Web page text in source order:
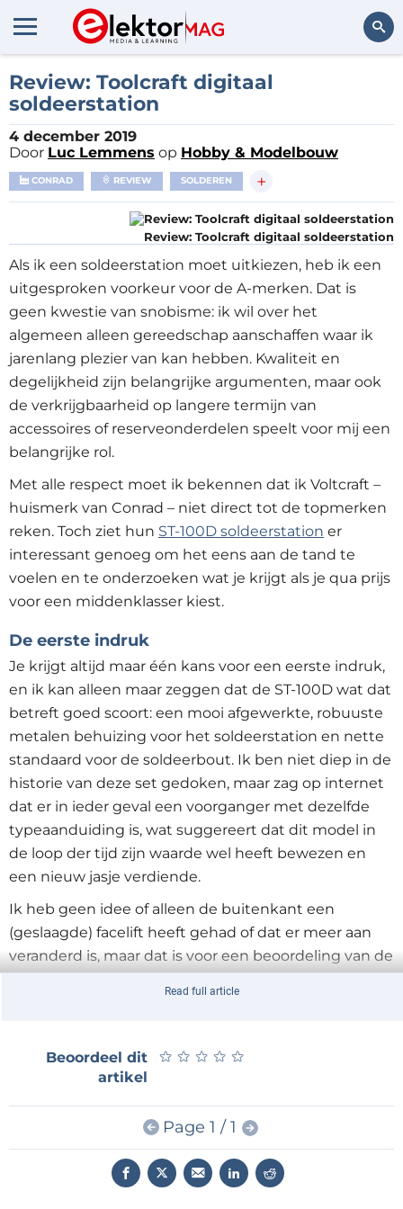
Review: Toolcraft digitaal
soldeerstation
4 december 2019
Door Luc Lemmens op Hobby & Modelbouw
CONRAD REVIEW SOLDEREN +
Review: Toolcraft digitaal soldeerstation
Als ik een soldeerstation moet uitkiezen, heb ik een
uitgesproken voorkeur voor de A-merken. Dat is
geen kwestie van snobisme: ik wil over het
algemeen alleen gereedschap aanschaffen waar ik
jarenlang plezier van kan hebben. Kwaliteit en
degelijkheid zijn belangrijke argumenten, maar ook
de verkrijgbaarheid op langere termijn van
accessoires of reserveonderdelen speelt voor mij een
belangrijke rol.
Met alle respect moet ik bekennen dat ik Voltcraft –
huismerk van Conrad – niet direct tot de topmerken
reken. Toch ziet hun ST-100D soldeerstation er
interessant genoeg om het eens aan de tand te
voelen en te onderzoeken wat je krijgt als je qua prijs
voor een middenklasser kiest.
De eerste indruk
Je krijgt altijd maar één kans voor een eerste indruk,
en ik kan alleen maar zeggen dat de ST-100D wat dat
betreft goed scoort: een mooi afgewerkte, robuuste
metalen behuizing voor het soldeerstation en nette
standaard voor de soldeerbout. Ik ben niet diep in de
historie van deze set gedoken, maar zag op internet
dat er in ieder geval een voorganger met dezelfde
typeaanduiding is, wat suggereert dat dit model in
de loop der tijd zijn waarde wel heeft bewezen en
een nieuw jasje verdiende.
Ik heb geen idee of alleen de buitenkant een
(geslaagde) facelift heeft gehad of dat er meer aan
veranderd is, maar dat is voor een beoordeling van de
in de verkrijgbaarheid van een vervangende
soldeerbout en reservestiften in de toekomst.
Het soldeerstation
Op de zware metalen behuizing is weinig aan te
merken. Deze staat als een huis op tafel en verschuift
niet als je de knoppen bedient, precies zoals je het
Read full article
Beoordeel dit
artikel
★ ★ ★ ★ ★
★ ★ ★ ★ ★
Page 1 / 1